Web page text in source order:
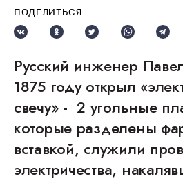
ПОДЕЛИТЬСЯ
Русский инженер
1875 году открыл
свечу» - 2 угольные
которые разделены
вставкой, служили
электричества,